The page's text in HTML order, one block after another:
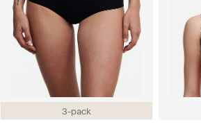
3-pack